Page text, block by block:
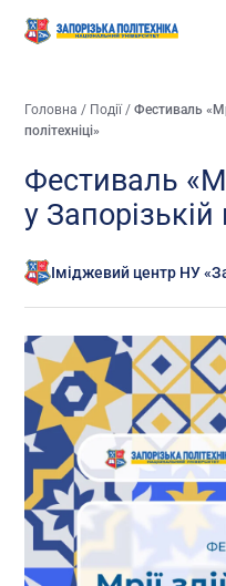
Головна / Події/Фестиваль
політехніці»
Фестиваль
у Запорізькій